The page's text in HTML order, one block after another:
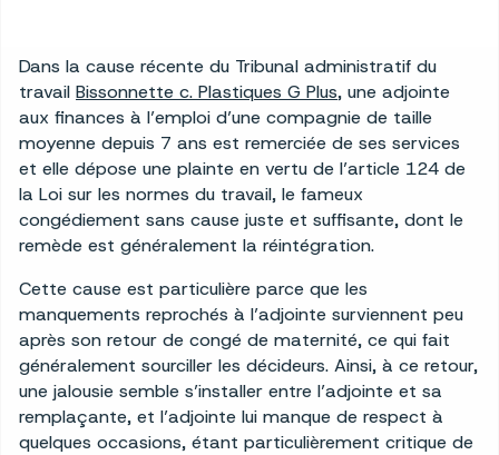
Dans la cause récente du Tribunal administratif du
travail Bissonnette c. Plastiques G Plus, une adjointe
aux finances à l’emploi d’une compagnie de taille
moyenne depuis 7 ans est remerciée de ses services
et elle dépose une plainte en vertu de l’article 124 de
la Loi sur les normes du travail, le fameux
congédiement sans cause juste et suffisante, dont le
remède est généralement la réintégration.
Cette cause est particulière parce que les
manquements reprochés à l’adjointe surviennent peu
après son retour de congé de maternité, ce qui fait
généralement sourciller les décideurs. Ainsi, à ce retour,
une jalousie semble s’installer entre l’adjointe et sa
remplaçante, et l’adjointe lui manque de respect à
quelques occasions, étant particulièrement critique de